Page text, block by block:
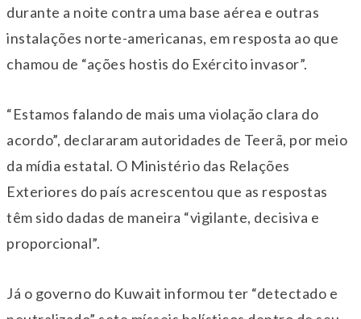
durante a noite contra uma base aérea e outras
instalações norte-americanas, em resposta ao que
chamou de “ações hostis do Exército invasor”.
“Estamos falando de mais uma violação clara do
acordo”, declararam autoridades de Teerã, por meio
da mídia estatal. O Ministério das Relações
Exteriores do país acrescentou que as respostas
têm sido dadas de maneira “vigilante, decisiva e
proporcional”.
Já o governo do Kuwait informou ter “detectado e